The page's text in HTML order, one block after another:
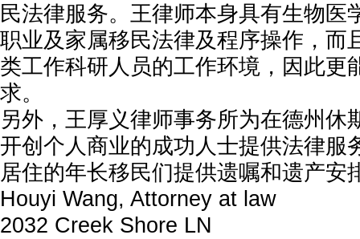
民法律服务。王律师本身具有生物医
职业及家属移民法律及程序操作，而
类工作科研人员的工作环境，因此更
求。
另外，王厚义律师事务所为在德州休
开创个人商业的成功人士提供法律服
居住的年长移民们提供遗嘱和遗产安
Houyi Wang, Attorney at law
2032 Creek Shore LN